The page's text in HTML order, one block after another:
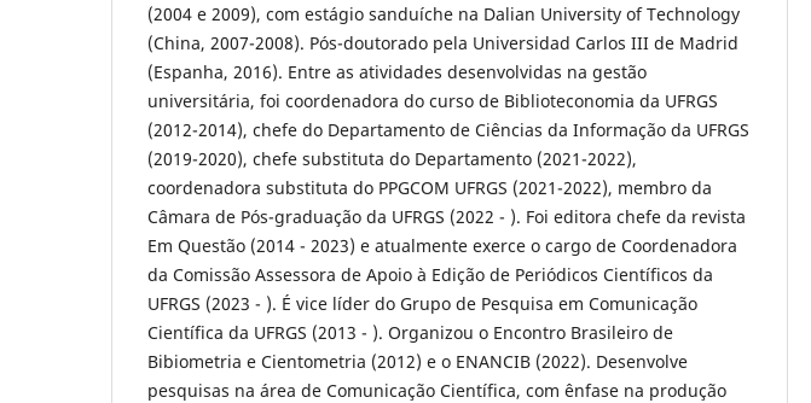
(2004 e 2009), com estágio sanduíche na Dalian University of Technology
(China, 2007-2008). Pós-doutorado pela Universidad Carlos III de Madrid
(Espanha, 2016). Entre as atividades desenvolvidas na gestão
universitária, foi coordenadora do curso de Biblioteconomia da UFRGS
(2012-2014), chefe do Departamento de Ciências da Informação da UFRGS
(2019-2020), chefe substituta do Departamento (2021-2022),
coordenadora substituta do PPGCOM UFRGS (2021-2022), membro da
Câmara de Pós-graduação da UFRGS (2022 - ). Foi editora chefe da revista
Em Questão (2014 - 2023) e atualmente exerce o cargo de Coordenadora
da Comissão Assessora de Apoio à Edição de Periódicos Científicos da
UFRGS (2023 - ). É vice líder do Grupo de Pesquisa em Comunicação
Científica da UFRGS (2013 - ). Organizou o Encontro Brasileiro de
Bibiometria e Cientometria (2012) e o ENANCIB (2022). Desenvolve
pesquisas na área de Comunicação Científica, com ênfase na produção